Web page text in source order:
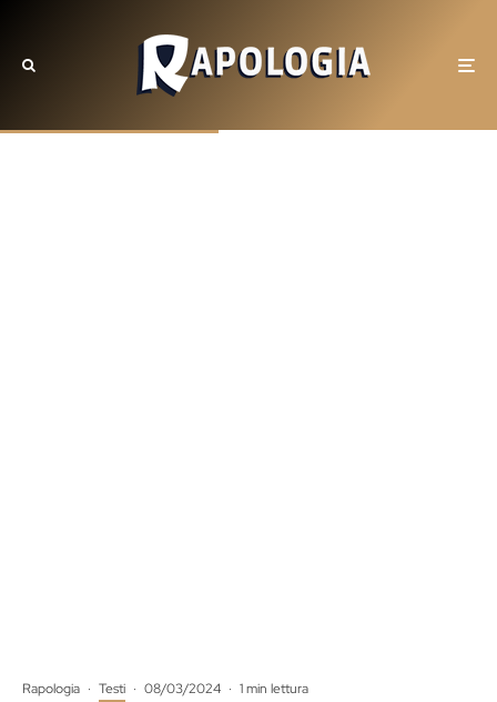
Rapologia · Testi · 08/03/2024 · 1 min lettura